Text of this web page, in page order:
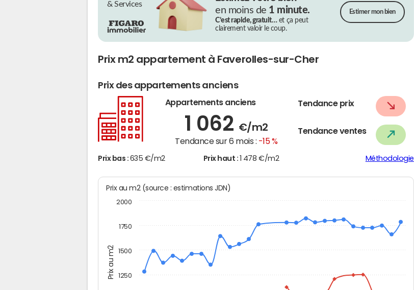
& Services
en moins de 1 minute.
C’est rapide, gratuit…et ça peut
clairement valoir le coup.
Estimer mon bien
Prix m2 appartement à Faverolles-sur-Cher
Prix des appartements anciens
Appartements anciens
1 062 €/m2
Tendance sur 6 mois : -15 %
Tendance prix
Tendance ventes
Prix bas : 635 €/m2 Prix haut : 1 478 €/m2 Méthodologie
Prix au m2
Prix au m2 (source : estimations JDN)
1250
1500
1750
2000